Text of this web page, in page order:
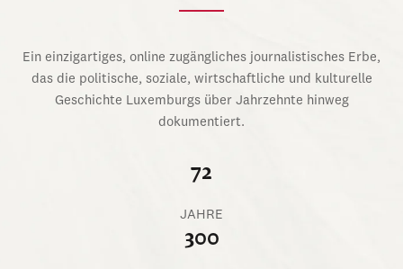
Ein einzigartiges, online zugängliches journalistisches Erbe,
das die politische, soziale, wirtschaftliche und kulturelle
Geschichte Luxemburgs über Jahrzehnte hinweg
dokumentiert.
72
JAHRE
300